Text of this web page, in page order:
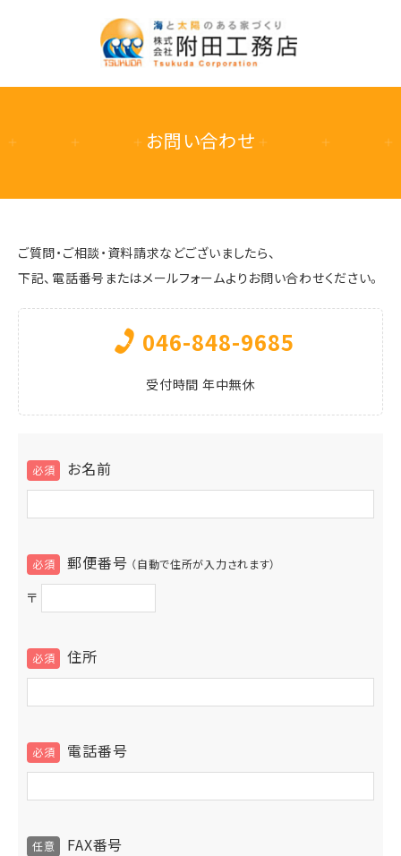
お問い合わせ
ご質問・ご相談・資料請求などございましたら、
下記、電話番号またはメールフォームよりお問い合わせください。
046-848-9685
受付時間 年中無休
お名前
郵便番号 （自動で住所が入力されます）
〒
住所
電話番号
FAX番号